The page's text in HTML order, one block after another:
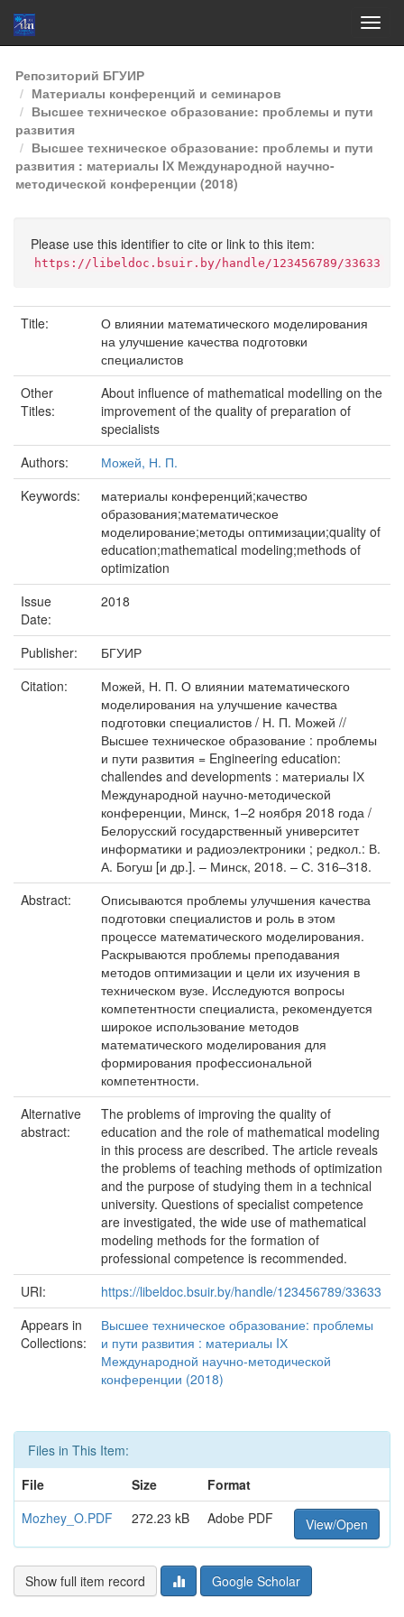
Skip
navigation
Репозиторий БГУИР
Материалы конференций и семинаров
Высшее техническое образование: проблемы и пути
развития
Высшее техническое образование: проблемы и пути
развития : материалы IХ Международной научно-
методической конференции (2018)
Please use this identifier to cite or link to this item:
https://libeldoc.bsuir.by/handle/123456789/33633
Title:
О влиянии математического моделирования
на улучшение качества подготовки
специалистов
Other
Titles:
About influence of mathematical modelling on the
improvement of the quality of preparation of
specialists
Authors:
Можей, Н. П.
Keywords:
материалы конференций;качество
образования;математическое
моделирование;методы оптимизации;quality of
education;mathematical modeling;methods of
optimization
Issue
Date:
2018
Publisher:
БГУИР
Citation:
Можей, Н. П. О влиянии математического
моделирования на улучшение качества
подготовки специалистов / Н. П. Можей //
Высшее техническое образование : проблемы
и пути развития = Engineering education:
challendes and developments : материалы IХ
Международной научно-методической
конференции, Минск, 1–2 ноября 2018 года /
Белорусский государственный университет
информатики и радиоэлектроники ; редкол.: В.
А. Богуш [и др.]. – Минск, 2018. – С. 316–318.
Abstract:
Описываются проблемы улучшения качества
подготовки специалистов и роль в этом
процессе математического моделирования.
Раскрываются проблемы преподавания
методов оптимизации и цели их изучения в
техническом вузе. Исследуются вопросы
компетентности специалиста, рекомендуется
широкое использование методов
математического моделирования для
формирования профессиональной
компетентности.
Alternative
abstract:
The problems of improving the quality of
education and the role of mathematical modeling
in this process are described. The article reveals
the problems of teaching methods of optimization
and the purpose of studying them in a technical
university. Questions of specialist competence
are investigated, the wide use of mathematical
modeling methods for the formation of
professional competence is recommended.
URI:
https://libeldoc.bsuir.by/handle/123456789/33633
Appears in
Collections:
Высшее техническое образование: проблемы
и пути развития : материалы IХ
Международной научно-методической
конференции (2018)
Files in This Item:
File
Size
Format
Mozhey_O.PDF
272.23 kB Adobe PDF View/Open
Show full item record Google Scholar